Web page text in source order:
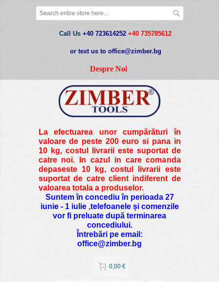
Call Us +40 723614252 +40 735785612
or text us to office@zimber.bg
Despre Noi
La efectuarea unor cumpărături în
valoare de peste200 euro si pana in
10 kg, costul livrarii este suportat de
catre noi. In cazul in care comanda
depaseste 10 kg, costul livrarii este
suportat de catre client indiferent de
valoarea totala a produselor.
Suntem în concediu în perioada 27
iunie - 1 iulie ,telefoanele și comenzile
vor fi preluate după terminarea
concediului.
Întrebări pe email:
office@zimber.bg
0,00 €